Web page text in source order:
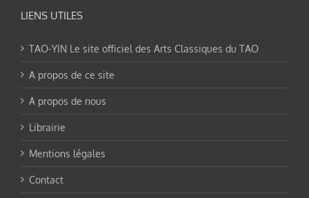
LIENS UTILES
TAO-YIN Le site officiel des Arts Classiques du TAO
A propos de ce site
A propos de nous
Librairie
Mentions légales
Contact